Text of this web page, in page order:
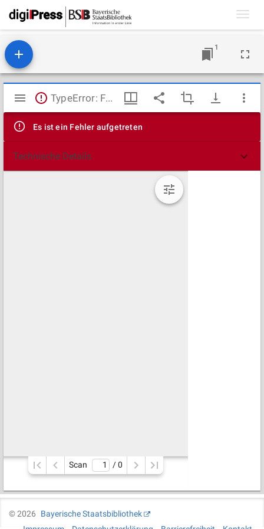
1
Mirador
Viewer
TypeError: Failed to fetch
Es ist ein Fehler aufgetreten
Technische Details
Scan / 0
©2026
Bayerische Staatsbibliothek